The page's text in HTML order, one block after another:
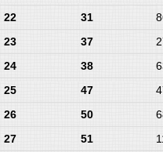
22 31
23 37
24 38
25 47
26 50
27 51